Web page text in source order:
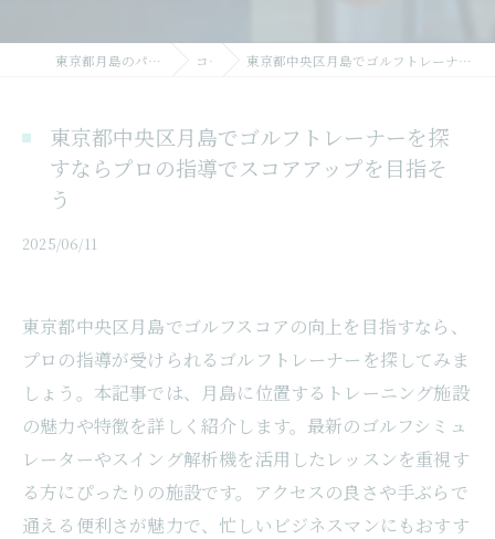
東京都月島のパーソナルジムならLIT FIT コラム 東京都中央区月島でゴルフトレーナーを探すならプロの指導でスコアアップを目指そう
東京都中央区月島でゴルフトレーナーを探
すならプロの指導でスコアアップを目指そ
う
2025/06/11
東京都中央区月島でゴルフスコアの向上を目指すなら、
プロの指導が受けられるゴルフトレーナーを探してみま
しょう。本記事では、月島に位置するトレーニング施設
の魅力や特徴を詳しく紹介します。最新のゴルフシミュ
レーターやスイング解析機を活用したレッスンを重視す
る方にぴったりの施設です。アクセスの良さや手ぶらで
通える便利さが魅力で、忙しいビジネスマンにもおすす